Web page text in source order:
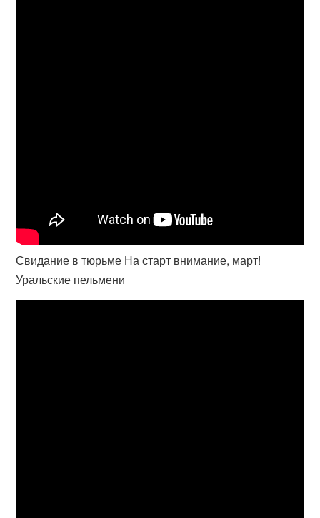
Свидание в тюрьме На старт внимание, март!
Уральские пельмени